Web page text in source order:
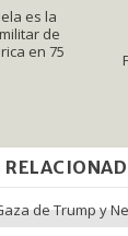
es la
de
en 75